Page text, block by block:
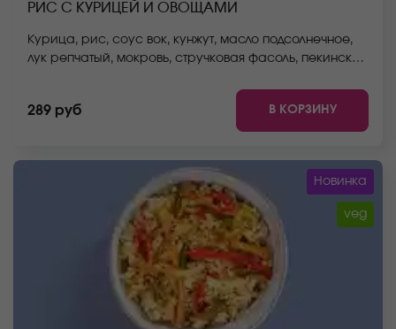
РИС С КУРИЦЕЙ И ОВОЩАМИ
Курица, рис, соус вок, кунжут, масло подсолнечное,
лук репчатый, мокровь, стручковая фасоль, пекинская
может отличаться от фото на сайте.
289 руб В КОРЗИНУ
Новинка
veg